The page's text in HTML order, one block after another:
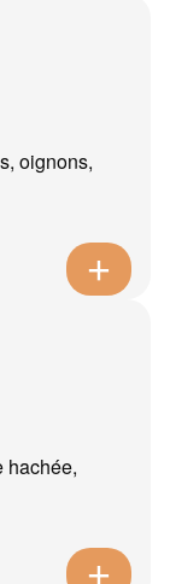
oignons,
hachée,